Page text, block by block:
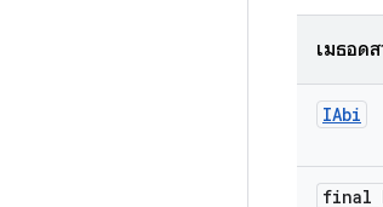
เมธอด
IAbi
final